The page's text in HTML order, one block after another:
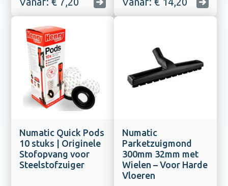
Numatic Quick Pods
10 stuks | Originele
Stofopvang voor
Steelstofzuiger
Numatic
Parketzuigmond
300mm 32mm met
Wielen – Voor Harde
Vloeren